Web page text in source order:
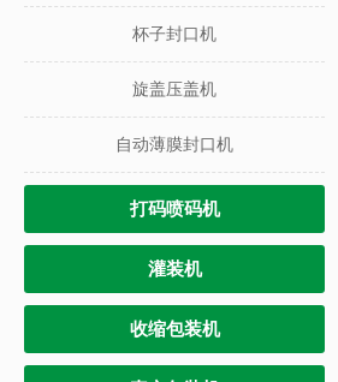
杯子封口机
旋盖压盖机
自动薄膜封口机
打码喷码机
灌装机
收缩包装机